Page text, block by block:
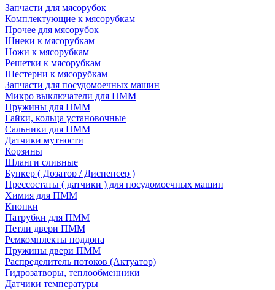
Запчасти для мясорубок
Комплектующие к мясорубкам
Прочее для мясорубок
Шнеки к мясорубкам
Ножи к мясорубкам
Решетки к мясорубкам
Шестерни к мясорубкам
Запчасти для посудомоечных машин
Микро выключатели для ПММ
Пружины для ПММ
Гайки, кольца установочные
Сальники для ПММ
Датчики мутности
Корзины
Шланги сливные
Бункер ( Дозатор / Диспенсер )
Прессостаты ( датчики ) для посудомоечных машин
Химия для ПММ
Кнопки
Патрубки для ПММ
Петли двери ПММ
Ремкомплекты поддона
Пружины двери ПММ
Распределитель потоков (Актуатор)
Гидрозатворы, теплообменники
Датчики температуры